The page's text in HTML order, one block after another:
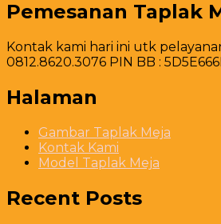
Pemesanan Taplak
Kontak kami hari ini utk
0812.8620.3076 PIN BB :
Halaman
Gambar Taplak Meja
Kontak Kami
Model Taplak Meja
Recent Posts